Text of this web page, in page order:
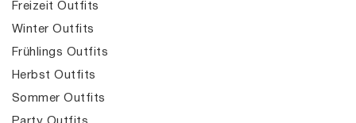
Freizeit Outfits
Winter Outfits
Frühlings Outfits
Herbst Outfits
Sommer Outfits